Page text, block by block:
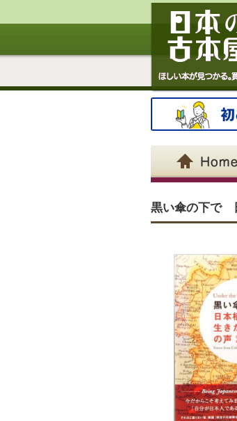
黒い傘の下で